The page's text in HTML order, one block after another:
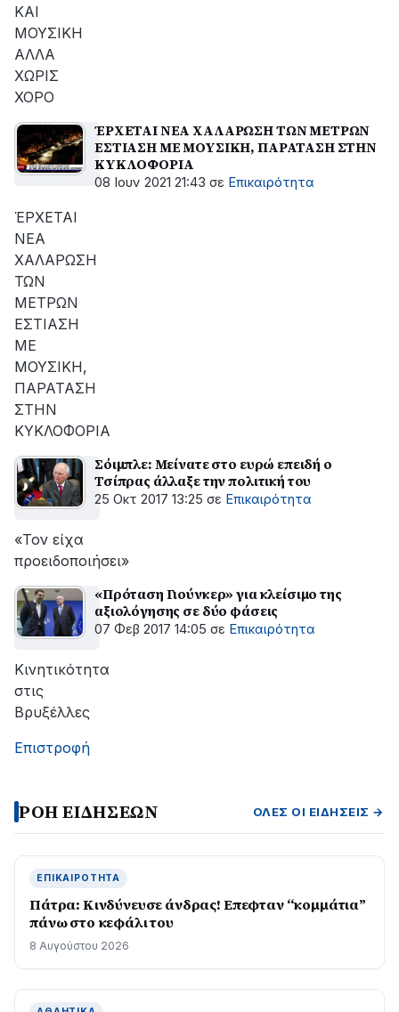
ΚΑΙ
ΜΟΥΣΙΚΗ
ΑΛΛΑ
ΧΩΡΙΣ
ΧΟΡΟ
ΈΡΧΕΤΑΙ ΝΕΑ ΧΑΛΑΡΩΣΗ ΤΩΝ ΜΕΤΡΩΝ
ΕΣΤΙΑΣΗ ΜΕ ΜΟΥΣΙΚΗ, ΠΑΡΑΤΑΣΗ ΣΤΗΝ
ΚΥΚΛΟΦΟΡΙΑ
08 Ιουν 2021 21:43 σε Επικαιρότητα
ΈΡΧΕΤΑΙ
ΝΕΑ
ΧΑΛΑΡΩΣΗ
ΤΩΝ
ΜΕΤΡΩΝ
ΕΣΤΙΑΣΗ
ΜΕ
ΜΟΥΣΙΚΗ,
ΠΑΡΑΤΑΣΗ
ΣΤΗΝ
ΚΥΚΛΟΦΟΡΙΑ
Σόιμπλε: Μείνατε στο ευρώ επειδή ο
Τσίπρας άλλαξε την πολιτική του
25 Οκτ 2017 13:25 σε Επικαιρότητα
«Τον είχα
προειδοποιήσει»
«Πρόταση Γιούνκερ» για κλείσιμο της
αξιολόγησης σε δύο φάσεις
07 Φεβ 2017 14:05 σε Επικαιρότητα
Κινητικότητα
στις
Βρυξέλλες
Επιστροφή
ΡΟΗ ΕΙΔΗΣΕΩΝ ΌΛΕΣ ΟΙ ΕΙΔΉΣΕΙΣ →
ΕΠΙΚΑΙΡΌΤΗΤΑ
Πάτρα: Κινδύνευσε άνδρας! Επεφταν “κομμάτια”
πάνω στο κεφάλι του
8 Αυγούστου 2026